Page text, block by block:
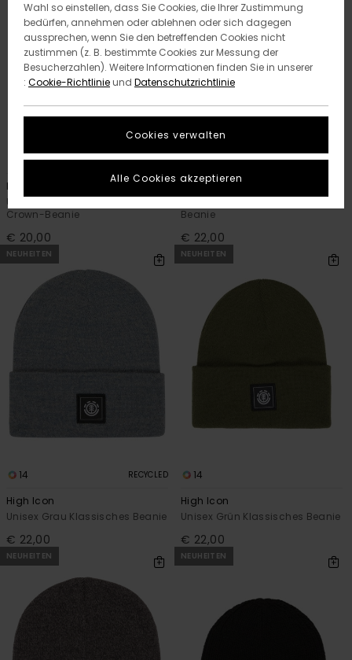
8 RECYCLED
Mid Icon Rib
Unisex Blau Klassisches
Crown-Beanie
€ 20,00
14 RECYCLED
High Icon
Beanie
€ 22,00
NEUHEITEN
14 RECYCLED
High Icon
Unisex Grau Klassisches Beanie
€ 22,00
NEUHEITEN
14
High Icon
Unisex Grün Klassisches Beanie
€ 22,00
NEUHEITEN NEUHEITEN
Wahl so einstellen, dass Sie Cookies, die Ihrer Zustimmung
bedürfen, annehmen oder ablehnen oder sich dagegen
aussprechen, wenn Sie den betreffenden Cookies nicht
zustimmen (z. B. bestimmte Cookies zur Messung der
Besucherzahlen). Weitere Informationen finden Sie in unserer
: Cookie-Richtlinieund Datenschutzrichtlinie
Cookies verwalten
Alle Cookies akzeptieren